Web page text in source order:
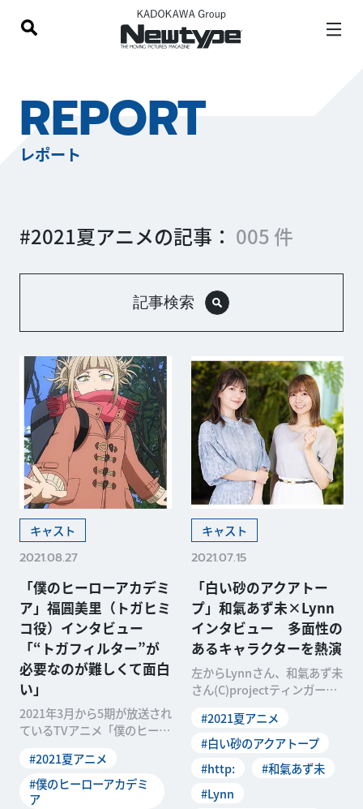
REPORT
レポート
#2021夏アニメの記事： 005 件
記事検索
キャスト
2021.08.27
「僕のヒーローアカデミ
ア」福圓美里（トガヒミ
コ役）インタビュー
「“トガフィルター”が
必要なのが難しくて面白
い」
2021年3月から5期が放送され
ているTVアニメ「僕のヒーロ
らは悪役であ
#2021夏アニメ
#僕のヒーローアカデミ
ア
キャスト
2021.07.15
「白い砂のアクアトー
プ」和氣あず未×Lynn
インタビュー 多面性の
あるキャラクターを熱演
左からLynnさん、和氣あず未
さん(C)projectティンガーラ
くると、
#2021夏アニメ
#白い砂のアクアトープ
#http:
#和氣あず未
#Lynn